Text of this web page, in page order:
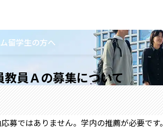
留学生の方へ
員Ａの募集について
ではありません。学内の推薦が必要です。